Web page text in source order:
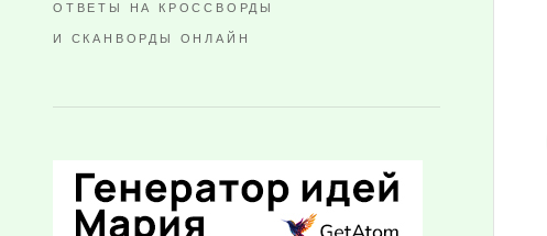
ОТВЕТЫ НА КРОССВОРДЫ
И СКАНВОРДЫ ОНЛАЙН